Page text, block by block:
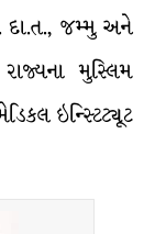
દા.ત., જમ્મુ અને
મુસ્લિમ
ઇન્સ્ટિટ્યૂટ